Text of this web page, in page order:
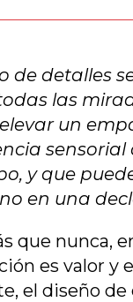
de detalles
las
un
y que
en una
que nunca,
es valor y
el diseño